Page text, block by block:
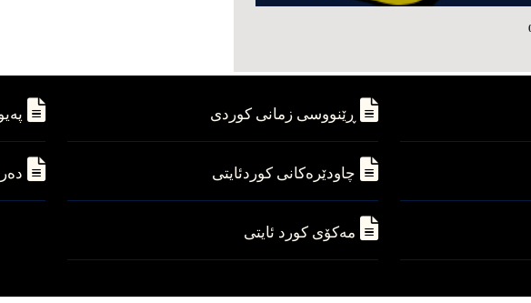
ڕێنووسی زمانی کوردی
چاودێره‌کانی کوردئایتی
مه‌کۆی کورد ئایتی